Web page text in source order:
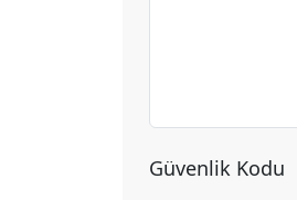
Güvenlik Kodu